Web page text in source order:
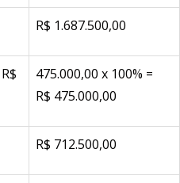
R$ 1.687.500,00
475.000,00 x 100% =
R$ 475.000,00
R$ 712.500,00